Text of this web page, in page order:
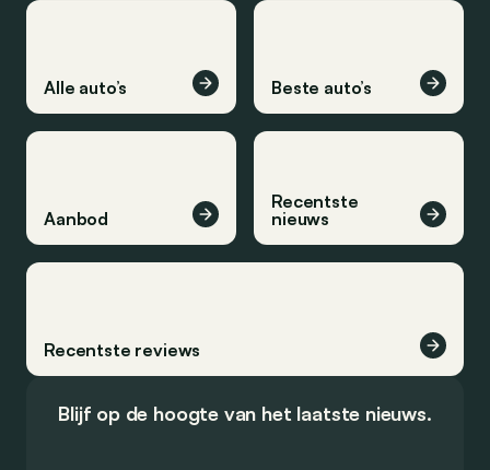
Alle auto’s Beste auto’s
Aanbod
Recentste
nieuws
Recentste reviews
Blijf op de hoogte van het laatste nieuws.